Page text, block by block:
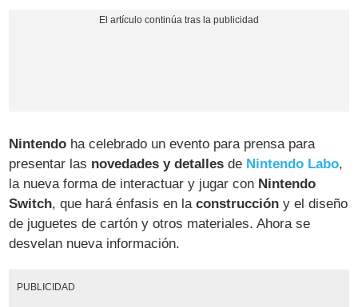
Nintendo ha celebrado un evento para prensa para
presentar las novedades y detalles de Nintendo Labo,
la nueva forma de interactuar y jugar con Nintendo
Switch, que hará énfasis en laconstrucción y el diseño
de juguetes de cartón y otros materiales. Ahora se
desvelan nueva información.
PUBLICIDAD